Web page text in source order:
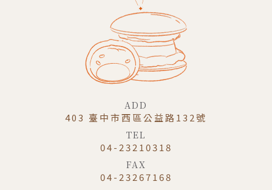
ADD
403 臺中市西區公益路132號
TEL
04-23210318
FAX
04-23267168